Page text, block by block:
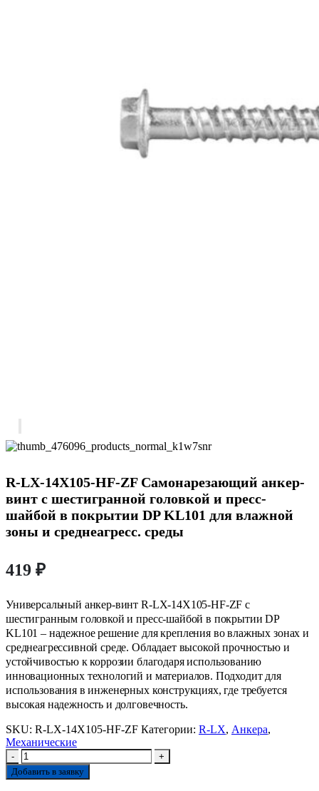
R-LX-14X105-HF-ZF Самонарезающий анкер-
винт с шестигранной головкой и пресс-
шайбой в покрытии DP KL101 для влажной
зоны и среднеагресс. среды
419 ₽
Универсальный анкер-винт R-LX-14X105-HF-ZF с
шестигранным головкой и пресс-шайбой в покрытии DP
KL101 – надежное решение для крепления во влажных зонах и
среднеагрессивной среде. Обладает высокой прочностью и
устойчивостью к коррозии благодаря использованию
инновационных технологий и материалов. Подходит для
использования в инженерных конструкциях, где требуется
высокая надежность и долговечность.
SKU: R-LX-14X105-HF-ZF Категории: R-LX, Анкера,
Механические
-
+
Добавить в заявку